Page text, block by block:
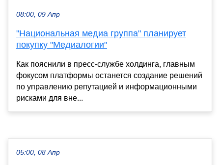
08:00, 09 Апр
"Национальная медиа группа" планирует
покупку "Медиалогии"
Как пояснили в пресс-службе холдинга, главным
фокусом платформы останется создание решений
по управлению репутацией и информационными
рисками для вне...
05:00, 08 Апр